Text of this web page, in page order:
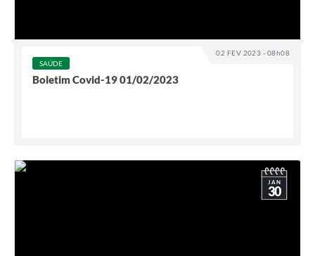
02 FEV 2023 - 08h08
SAÚDE
Boletim Covid-19 01/02/2023
JAN
30